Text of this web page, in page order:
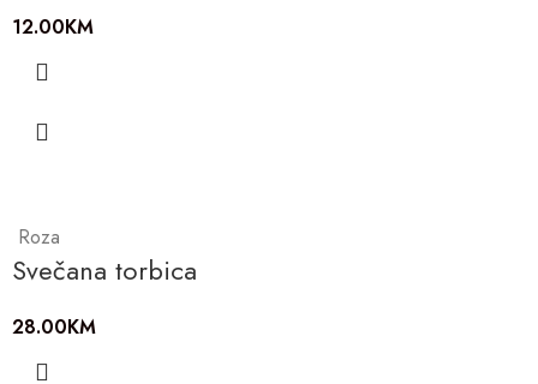
12.00KM
Roza
Svečana torbica
28.00KM